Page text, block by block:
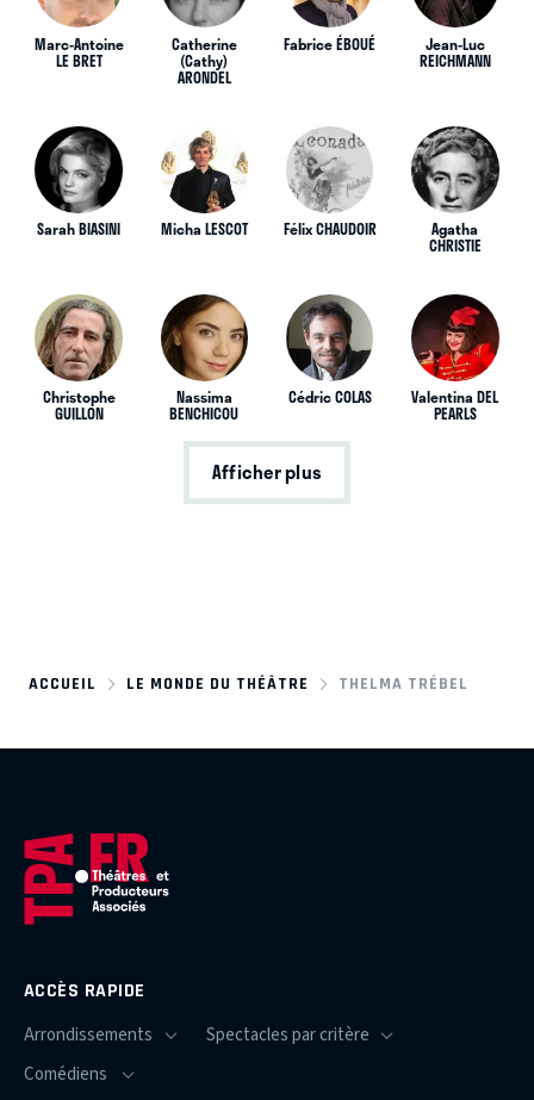
Marc-Antoine
LE BRET
Catherine
(Cathy)
ARONDEL
Fabrice ÉBOUÉ Jean-Luc
REICHMANN
Sarah BIASINI Micha LESCOT Félix CHAUDOIR Agatha
CHRISTIE
Christophe
GUILLON
Nassima
BENCHICOU
Cédric COLAS Valentina DEL
PEARLS
Afficher plus
ACCUEIL LE MONDE DU THÉÂTRE THELMA TRÉBEL
ACCÈS RAPIDE